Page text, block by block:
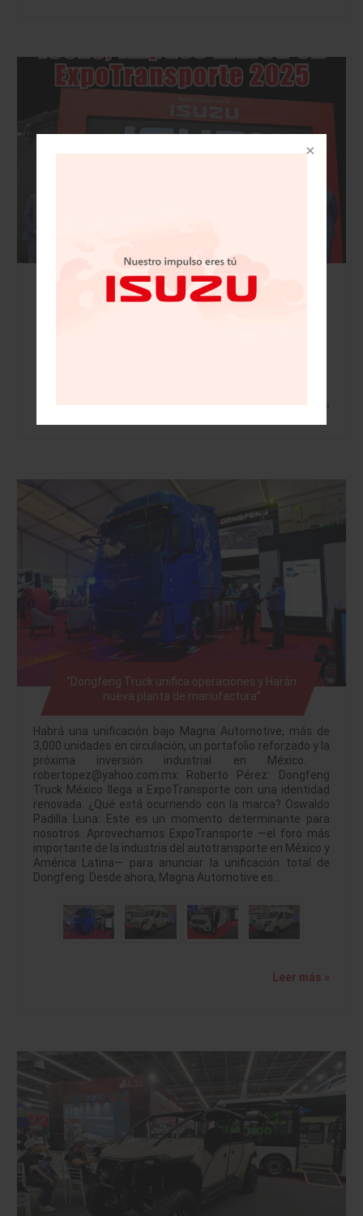
VISIÓN AUTOMOTRIZ REVISTA DIGITAL / 15
DE NOVIEMBRE 2025/IZUSU, IMPUSO MARCA
EN EXPOTRANSPORTE 2025
Leer más »
“Dongfeng Truck unifica operaciones y Harán
nueva planta de manufactura”
Habrá una unificación bajo Magna Automotive, más de
3,000 unidades en circulación, un portafolio reforzado y la
próxima inversión industrial en México.
robertopez@yahoo.com.mx Roberto Pérez: Dongfeng
Truck México llega a ExpoTransporte con una identidad
renovada. ¿Qué está ocurriendo con la marca? Oswaldo
Padilla Luna: Este es un momento determinante para
nosotros. Aprovechamos ExpoTransporte —el foro más
importante de la industria del autotransporte en México y
América Latina— para anunciar la unificación total de
Dongfeng. Desde ahora, Magna Automotive es…
Leer más »